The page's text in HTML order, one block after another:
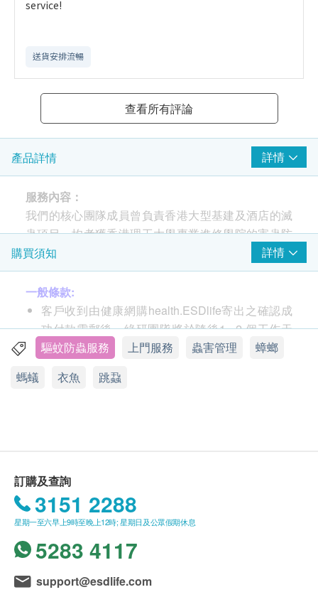
service!
送貨安排流暢
查看所有評論
產品詳情 詳情
服務內容：
我們的核心團隊成員曾負責香港大型基建及酒店的滅
蟲項目，均考獲香港理工大學專業進修學院的害蟲防
制證書，擁有非常豐富的防蟲知識及實戰經驗，這有
助我們在施工時能夠對症下藥及迅速控制蟲害。
滅蟲服務流程
我們使用德國BASF及BAYER的殺蟲劑，所使用的殺
蟲劑低味、低毒，不會影響人體及寵物，世衛(WHO)
推薦使用。
常見的害蟲
在蟑螂及螞蟻常出沒之地方施放藥餌
提供專業意見給客人能日後預防害蟲
服務地區:
收取。
購買須知 詳情
一般條款:
客戶收到由健康網購health.ESDlife寄出之確認成
功付款電郵後，綠研團隊將於隨後1 - 2 個工作天
辦公時間內，致電客戶預約服務的時間及地點。
預約 (電話:3619 7912 / 9508 8210)。
除甲醛服務:
觸媒類別不能噴塗的範圍包括︰金屬表面、瓷磚表
面、玻璃表面、雲石表面、鏡面及膠面等。
單位需完成裝修及客戶需預先清潔單位內的所有牆
驅蚊防蟲服務 上門服務 蟲害管理
蟑螂
螞蟻
衣魚 跳蝨
訂購及查詢
3151 2288
星期一至六早上9時至晚上12時; 星期日及公眾假期休息
5283 4117
support@esdlife.com